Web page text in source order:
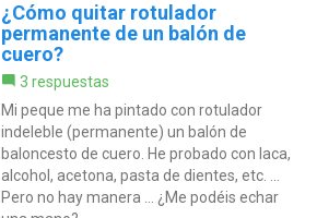
¿Cómo quitar rotulador
permanente de un balón de
cuero?
3 respuestas
Mi peque me ha pintado con rotulador
indeleble (permanente) un balón de
baloncesto de cuero. He probado con laca,
alcohol, acetona, pasta de dientes, etc. ...
Pero no hay manera ... ¿Me podéis echar